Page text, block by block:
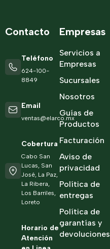
Empresas
Servicios a
Empresas
Sucursales
Nosotros
Guías de
Productos
Facturación
Aviso de
privacidad
Política de
entregas
Política de
garantías y
devoluciones
Contacto
Teléfono
624-100-
8849
Email
ventas@elarco.mx
Cobertura
Cabo San
Lucas, San
José, La Paz,
La Ribera,
Los Barriles,
Loreto
Horario de
Atención